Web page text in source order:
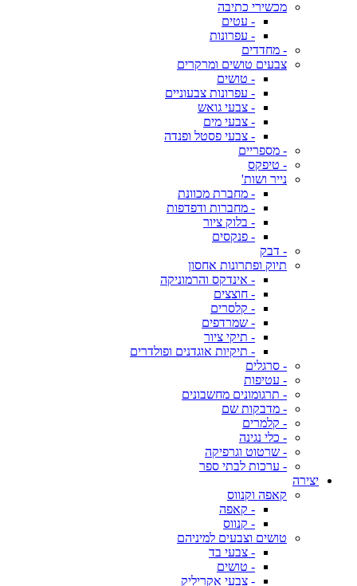
מכשירי כתיבה
- עטים
- עפרונות
- מחדדים
צבעים טושים ומרקרים
- טושים
- עפרונות צבעוניים
- צבעי גואש
- צבעי מים
- צבעי פסטל ופנדה
- מספריים
- טיפקס
נייר ושות'
- מחברת מכוונת
- מחברות ודפדפות
- בלוק ציור
- פנקסים
- דבק
תיוק ופתרונות אחסון
- אינדקס והרמוניקה
- חוצצים
- קלסרים
- שמרדפים
- תיקי ציור
- תיקיות אוגדנים ופולדרים
- סרגלים
- עטיפות
- תרגומונים מחשבונים
- מדבקות שם
- קלמרים
- כלי נגינה
- שרטוט וגרפיקה
- ערכות לבתי ספר
יצירה
קאפה וקנווס
- קאפה
- קנווס
טושים וצבעים למיניהם
- צבעי בד
- טושים
- צבעי אקריליק